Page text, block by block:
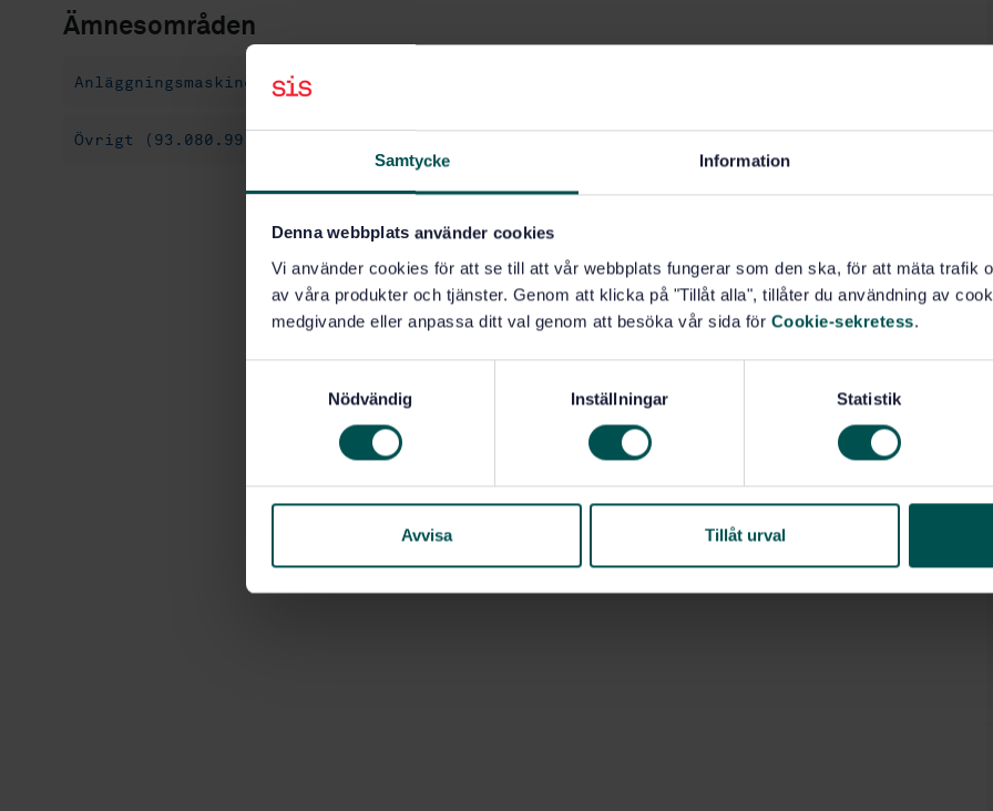
Samtycke Information
Denna webbplats använder cookies
Vi använder cookies för att se till att vår webbplats fungerar som den ska, för att mäta trafik
av våra produkter och tjänster. Genom att klicka på "Tillåt alla", tillåter du användning av
medgivande eller anpassa ditt val genom att besöka vår sida för Cookie-sekretess.
s
Nödvändig Inställningar Statistik
Avvisa Tillåt urval
Ämnesområden
Anläggningsmaskiner (14.090)
Övrigt (93.080.99)